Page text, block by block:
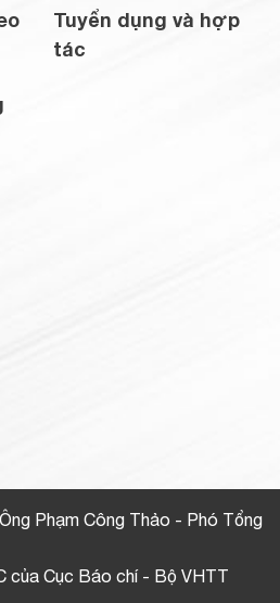
Tuyển dụng và hợp
tác
Phạm Công Thảo - Phó Tổng
của Cục Báo chí - Bộ VHTT